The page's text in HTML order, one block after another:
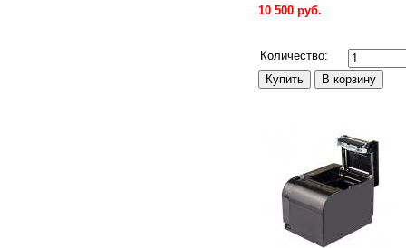
10 500 руб.
Количество: